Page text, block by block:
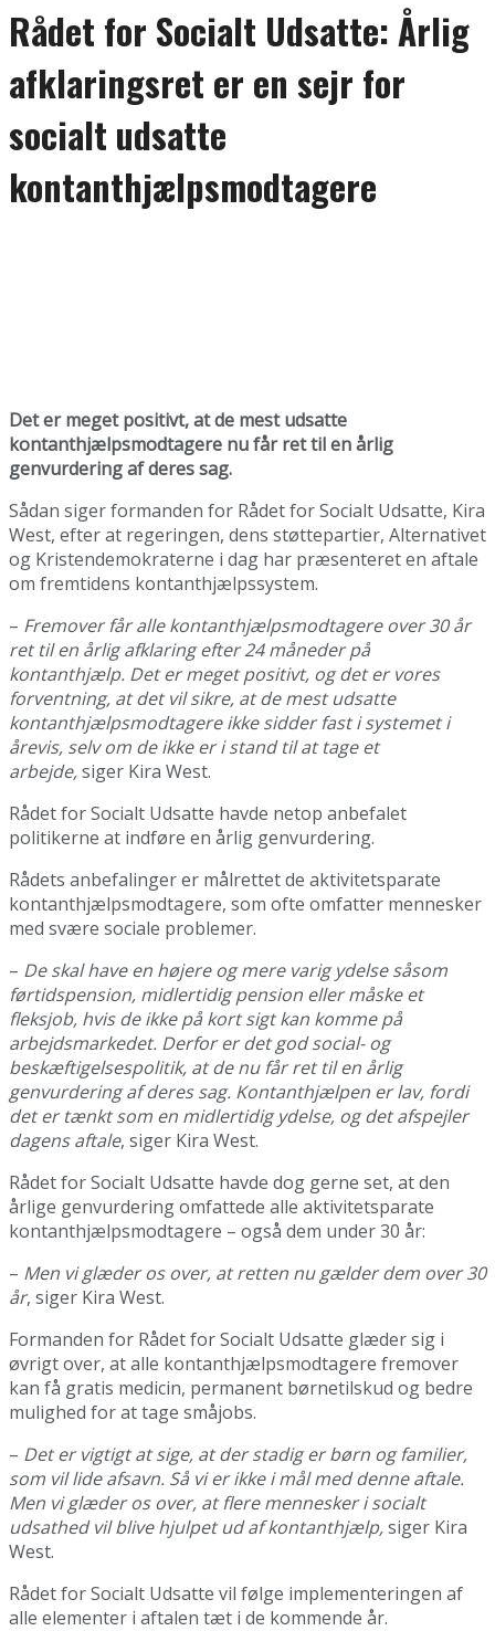
Rådet for Socialt Udsatte: Årlig
afklaringsret er en sejr for
socialt udsatte
kontanthjælpsmodtagere
Det er meget positivt, at de mest udsatte
kontanthjælpsmodtagere nu får ret til en årlig
genvurdering af deres sag.
Sådan siger formanden for Rådet for Socialt Udsatte, Kira
West, efter at regeringen, dens støttepartier, Alternativet
og Kristendemokraterne i dag har præsenteret en aftale
om fremtidens kontanthjælpssystem.
– Fremover får alle kontanthjælpsmodtagere over 30 år
ret til en årlig afklaring efter 24 måneder på
kontanthjælp. Det er meget positivt, og det er vores
forventning, at det vil sikre, at de mest udsatte
kontanthjælpsmodtagere ikke sidder fast i systemet i
årevis, selv om de ikke er i stand til at tage et
arbejde,siger Kira West.
Rådet for Socialt Udsatte havde netop anbefalet
politikerne at indføre en årlig genvurdering.
Rådets anbefalinger er målrettet de aktivitetsparate
kontanthjælpsmodtagere, som ofte omfatter mennesker
med svære sociale problemer.
– De skal have en højere og mere varig ydelse såsom
førtidspension, midlertidig pension eller måske et
fleksjob, hvis de ikke på kort sigt kan komme på
arbejdsmarkedet. Derfor er det god social- og
beskæftigelsespolitik, at de nu får ret til en årlig
genvurdering af deres sag. Kontanthjælpen er lav, fordi
det er tænkt som en midlertidig ydelse, og det afspejler
dagens aftale, siger Kira West.
Rådet for Socialt Udsatte havde dog gerne set, at den
årlige genvurdering omfattede alle aktivitetsparate
kontanthjælpsmodtagere – også dem under 30 år:
– Men vi glæder os over, at retten nu gælder dem over 30
år, siger Kira West.
Formanden for Rådet for Socialt Udsatte glæder sig i
øvrigt over, at alle kontanthjælpsmodtagere fremover
kan få gratis medicin, permanent børnetilskud og bedre
mulighed for at tage småjobs.
– Det er vigtigt at sige, at der stadig er børn og familier,
som vil lide afsavn. Så vi er ikke i mål med denne aftale.
Men vi glæder os over, at flere mennesker i socialt
udsathed vil blive hjulpet ud af kontanthjælp,siger Kira
West.
Rådet for Socialt Udsatte vil følge implementeringen af
alle elementer i aftalen tæt i de kommende år.